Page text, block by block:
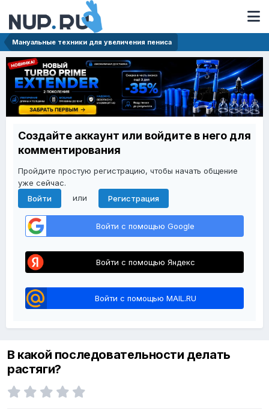
Мануальные техники для увеличения пениса
Создайте аккаунт или войдите в него для
комментирования
Пройдите простую регистрацию, чтобы начать общение
уже сейчас.
Войти
или Регистрация
Войти с помощью Google
Войти с помощью Яндекс
Войти с помощью MAIL.RU
В какой последовательности делать
растяги?